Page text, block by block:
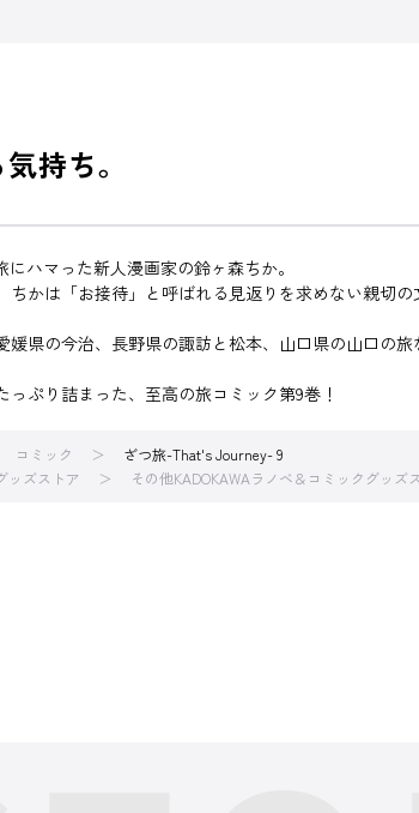
持ち。
ハマった新人漫画家の鈴ヶ森ちか。
ちかは「お接待」と呼ばれる見返りを求めない親切
県の今治、長野県の諏訪と松本、山口県の山口の旅
ぷり詰まった、至高の旅コミック第9巻！
コミック
ざつ旅-That's Journey- 9
ッズストア その他KADOKAWAラノベ＆コミックグッズ